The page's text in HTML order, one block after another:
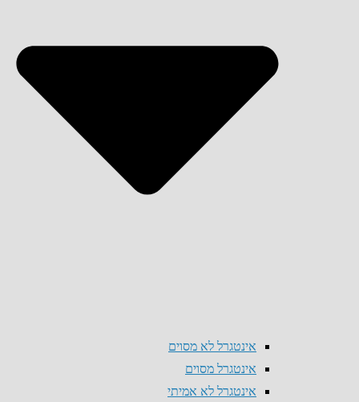
אינטגרל לא מסוים
אינטגרל מסוים
אינטגרל לא אמיתי